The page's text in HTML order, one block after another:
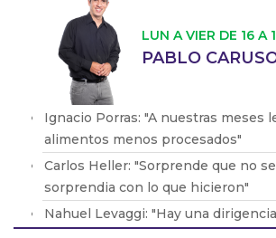
LUN A VIER DE 16 A
PABLO
Ignacio Porras: "A nuestras meses
alimentos menos procesados"
Carlos Heller: "Sorprende que no
sorprendia con lo que hicieron"
Nahuel Levaggi: "Hay una